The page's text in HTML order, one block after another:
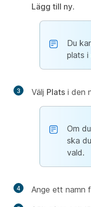
Lägg till ny.
Du
plats
3 Välj Plats i den
Om
ska
vald.
4 Ange ett namn